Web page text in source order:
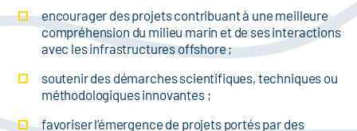
encourager des projets contribuant à une meilleure
compréhension du milieu marin et de ses interactions
avec les infrastructures offshore ;
soutenir des démarches scientifiques, techniques ou
méthodologiques innovantes ;
favoriser l’émergence de projets portés par des